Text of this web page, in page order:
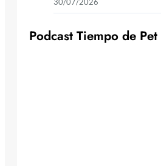
30/07/2026
Podcast Tiempo de Pet